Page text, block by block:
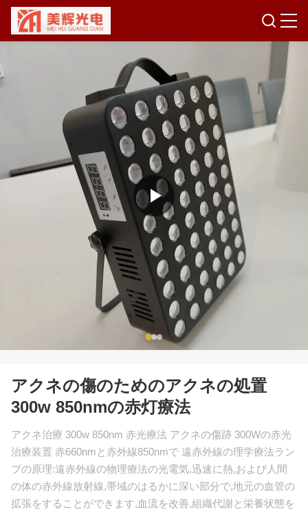
アクネの傷のためのアクネの処置
300w 850nmの赤灯療法
アクネ治療 300w 850nm 赤光療法 アクネの傷跡 300Wの赤光
治療装置 赤660nmと赤外線850nmで 遠赤外線の理学療法ラン
プの原理:遠赤外線の物理療法の光電気,迅速に熱,および人間
の体の赤外線放射線,帯域のはるかに深い部分で,地元の血管の
拡張をすることができます,血流を改善,組織代謝と栄養状態を